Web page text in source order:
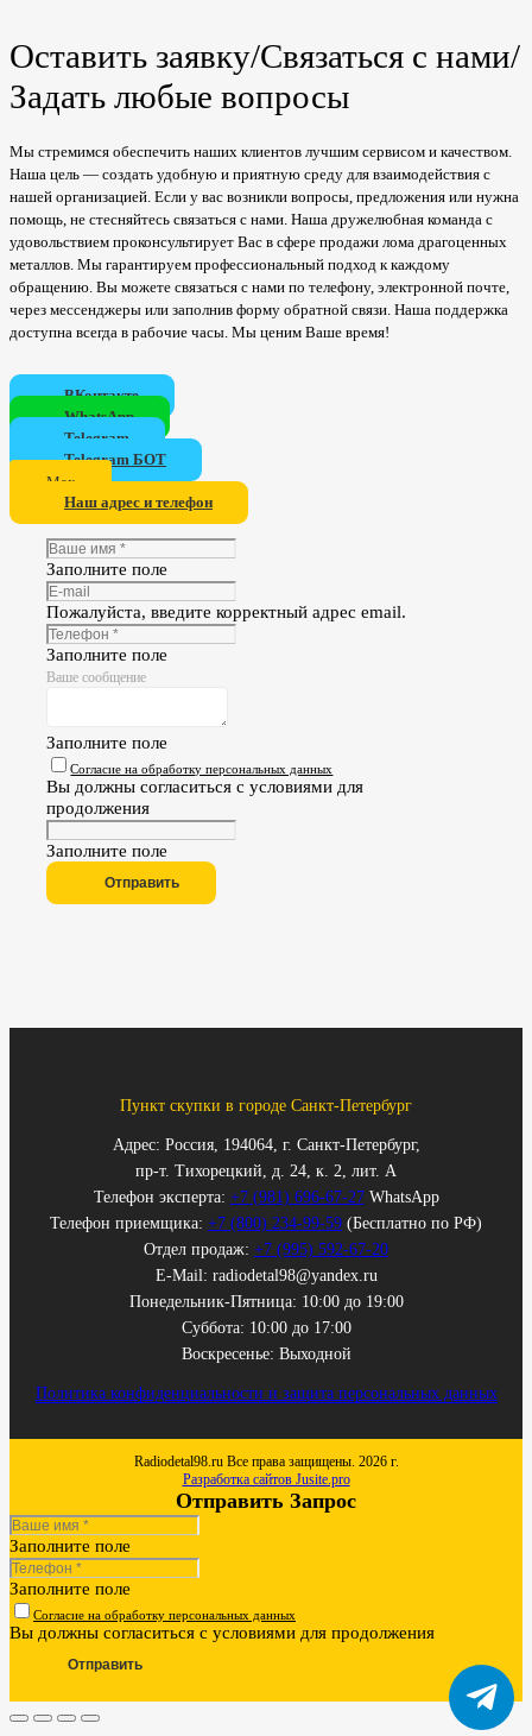
Оставить заявку/Связаться с нами/
Задать любые вопросы
Мы стремимся обеспечить наших клиентов лучшим сервисом и качеством.
Наша цель — создать удобную и приятную среду для взаимодействия с
нашей организацией. Если у вас возникли вопросы, предложения или нужна
помощь, не стесняйтесь связаться с нами. Наша дружелюбная команда с
удовольствием проконсультирует Вас в сфере продажи лома драгоценных
металлов. Мы гарантируем профессиональный подход к каждому
обращению. Вы можете связаться с нами по телефону, электронной почте,
через мессенджеры или заполнив форму обратной связи. Наша поддержка
доступна всегда в рабочие часы. Мы ценим Ваше время!
ВКонтакте
WhatsApp
Telegram
Telegram БОТ
Мах
Наш адрес и телефон
Заполните поле
Пожалуйста, введите корректный адрес email.
Заполните поле
Ваше сообщение
Заполните поле
Согласие на обработку персональных данных
Вы должны согласиться с условиями для
продолжения
Заполните поле
Отправить
Пункт скупки в городе Санкт-Петербург
Адрес: Россия, 194064, г. Санкт-Петербург,
пр-т. Тихорецкий, д. 24, к. 2, лит. А
Телефон эксперта: +7 (981) 696-67-27WhatsApp
Телефон приемщика: +7 (800) 234-99-59 (Бесплатно по РФ)
Отдел продаж: +7 (995) 592-67-20
E-Mail: radiodetal98@yandex.ru
Понедельник-Пятница: 10:00 до 19:00
Суббота: 10:00 до 17:00
Воскресенье: Выходной
Политика конфиденциальности и защита персональных данных
Radiodetal98.ru Все права защищены. 2026 г.
Разработка сайтов Jusite.pro
Отправить Запрос
Заполните поле
Заполните поле
Согласие на обработку персональных данных
Вы должны согласиться с условиями для продолжения
Отправить